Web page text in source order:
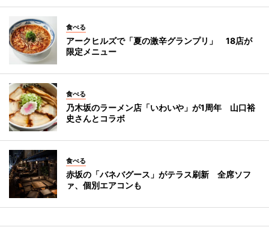
食べる
アークヒルズで「夏の激辛グランプリ」 18店が
限定メニュー
食べる
乃木坂のラーメン店「いわいや」が1周年 山口裕
史さんとコラボ
食べる
赤坂の「バネバグース」がテラス刷新 全席ソフ
ァ、個別エアコンも